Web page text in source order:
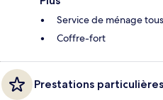
Service de ménage
Coffre-fort
Prestations particulières